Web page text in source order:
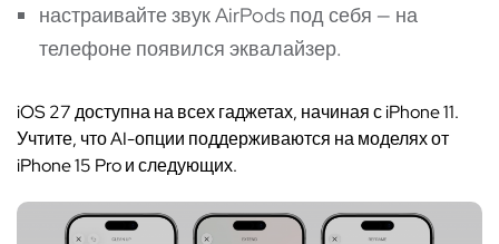
настраивайте звук AirPods под себя — на
телефоне появился эквалайзер.
iOS 27 доступна на всех гаджетах, начиная с iPhone 11.
Учтите, что AI-опции поддерживаются на моделях от
iPhone 15 Pro и следующих.